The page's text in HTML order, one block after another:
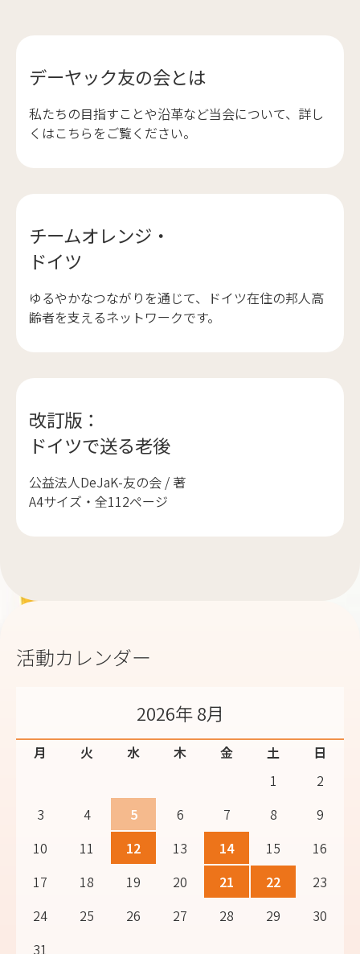
デーヤック友の会とは
私たちの目指すことや沿革など当会について、詳し
くはこちらをご覧ください。
チームオレンジ・
ドイツ
ゆるやかなつながりを通じて、ドイツ在住の邦人高
齢者を支えるネットワークです。
改訂版：
ドイツで送る老後
公益法人DeJaK-友の会 / 著
A4サイズ・全112ページ
活動カレンダー
2026年 8月
月 火 水 木 金 土
日
1
2
3
4 5 6 7 8
9
10
11 12 13 14 15
16
17
18 19 20 21 22
23
24
25 26 27 28 29
30
31